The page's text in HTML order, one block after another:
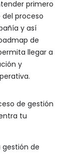
primero
proceso
y así
de
llegar a
y
de gestión
tu
gestión de